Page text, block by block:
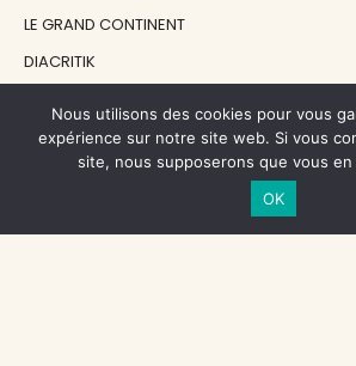
LE GRAND CONTINENT
DIACRITIK
NOS SOUTIENS
CENTRE NATIONAL DU LIVRE
Nous utilisons des cookies pour vous
expérience sur notre site web. Si vous
site, nous supposerons que vous
OK